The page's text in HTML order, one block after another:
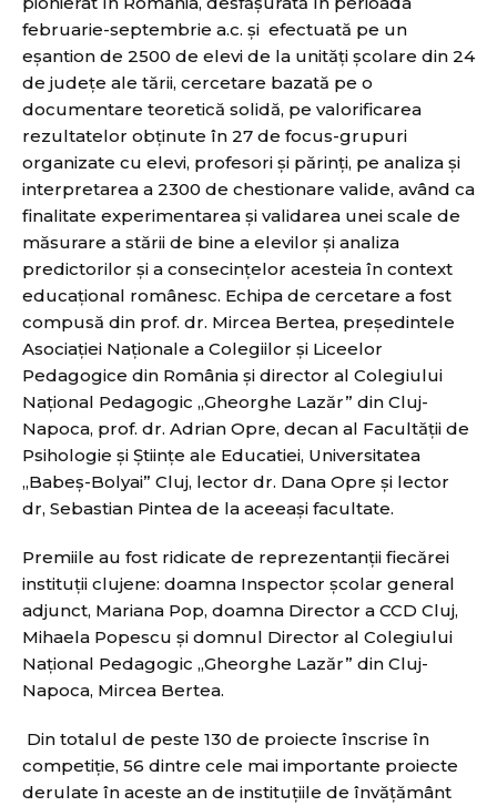
februarie-septembrie a.c. și efectuată pe un
eșantion de 2500 de elevi de la unități școlare din 24
de județe ale tării, cercetare bazată pe o
documentare teoretică solidă, pe valorificarea
rezultatelor obținute în 27 de focus-grupuri
organizate cu elevi, profesori și părinți, pe analiza și
interpretarea a 2300 de chestionare valide, având ca
finalitate experimentarea și validarea unei scale de
măsurare a stării de bine a elevilor și analiza
predictorilor și a consecințelor acesteia în context
educațional românesc. Echipa de cercetare a fost
compusă din prof. dr. Mircea Bertea, președintele
Asociației Naționale a Colegiilor și Liceelor
Pedagogice din România şi director al Colegiului
Național Pedagogic ,,Gheorghe Lazăr” din Cluj-
Napoca, prof. dr. Adrian Opre, decan al Facultății de
Psihologie și Științe ale Educatiei, Universitatea
,,Babeș-Bolyai” Cluj, lector dr. Dana Opre și lector
dr, Sebastian Pintea de la aceeași facultate.
Premiile au fost ridicate de reprezentanţii fiecărei
instituţii clujene: doamna Inspector şcolar general
adjunct, Mariana Pop, doamna Director a CCD Cluj,
Mihaela Popescu şi domnul Director al Colegiului
Național Pedagogic ,,Gheorghe Lazăr” din Cluj-
Napoca, Mircea Bertea.
Din totalul de peste 130 de proiecte înscrise în
competiţie, 56 dintre cele mai importante proiecte
derulate în aceste an de instituțiile de învățământ